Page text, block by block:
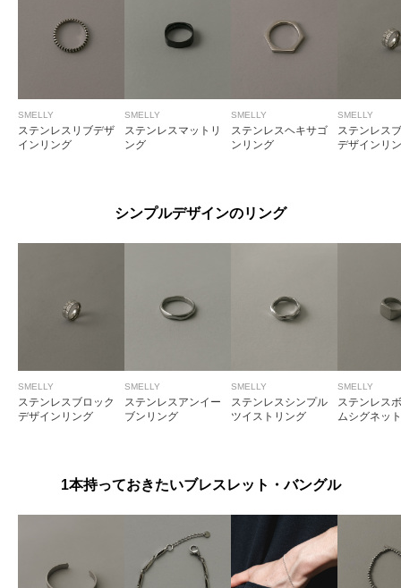
SMELLY
ステンレスリブデザ
インリング
SMELLY
ステンレスマットリ
ング
SMELLY
ステンレスヘキサゴ
ンリング
SMELLY
ステンレス
デザインリ
シンプルデザインのリング
SMELLY
ステンレスブロック
デザインリング
SMELLY
ステンレスアンイー
ブンリング
SMELLY
ステンレスシンプル
ツイストリング
SMELLY
ステンレス
ムシグネッ
1本持っておきたいブレスレット・バングル